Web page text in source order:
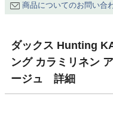
商品についてのお問い合
ダックス Hunting
ング カラミリネン
ージュ 詳細